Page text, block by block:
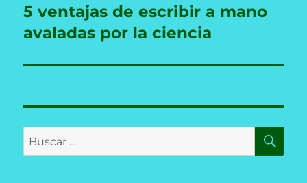
Entrada
siguiente:
5 ventajas de escribir a mano
avaladas por la ciencia
Buscar
por: